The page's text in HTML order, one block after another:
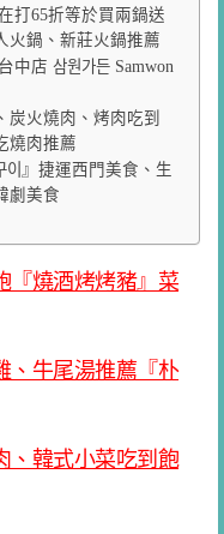
打65折等於買兩鍋送
火鍋、新莊火鍋推薦
店 삼원가든 Samwon
炭火燒肉、烤肉吃到
燒肉推薦
이』捷運西門美食、生
劇美食
『燒酒烤烤豬』菜
、牛尾湯推薦『朴
、韓式小菜吃到飽